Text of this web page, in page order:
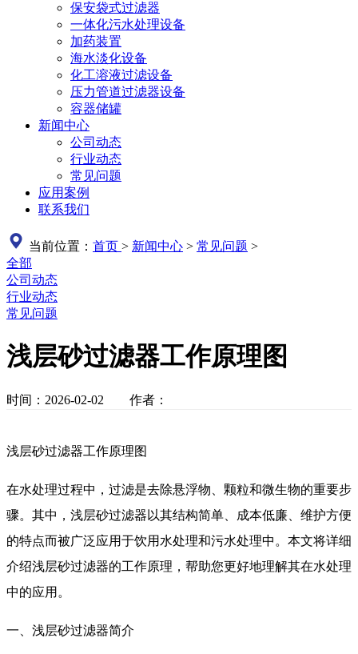
保安袋式过滤器
一体化污水处理设备
加药装置
海水淡化设备
化工溶液过滤设备
压力管道过滤器设备
容器储罐
新闻中心
公司动态
行业动态
常见问题
应用案例
联系我们
当前位置： 首页 > 新闻中心 > 常见问题 >
全部
公司动态
行业动态
常见问题
浅层砂过滤器工作原理图
时间：2026-02-02 作者：
浅层砂过滤器工作原理图
在水处理过程中，过滤是去除悬浮物、颗粒和微生物的重要步
骤。其中，浅层砂过滤器以其结构简单、成本低廉、维护方便
的特点而被广泛应用于饮用水处理和污水处理中。本文将详细
介绍浅层砂过滤器的工作原理，帮助您更好地理解其在水处理
中的应用。
一、浅层砂过滤器简介